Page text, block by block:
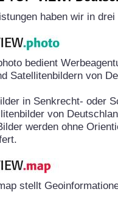
haben wir in
bedient
Satellitenbildern von
in Senkrecht- oder
von
werden ohne
stellt